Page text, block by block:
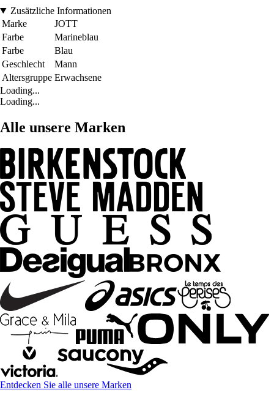
Zusätzliche Informationen
Marke
JOTT
Farbe
Marineblau
Farbe
Blau
Geschlecht
Mann
Altersgruppe Erwachsene
Loading...
Loading...
Alle unsere Marken
Entdecken Sie alle unsere Marken